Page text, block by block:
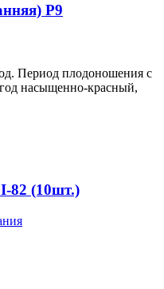
Р9
Период плодоношения с
насыщенно-красный,
82 (10шт.)